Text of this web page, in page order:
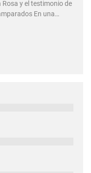
y el testimonio de
En una